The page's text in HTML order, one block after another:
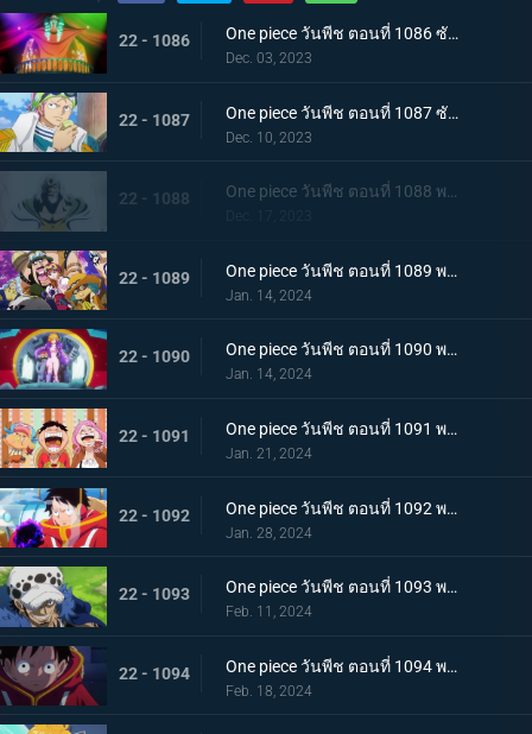
22 - 1086 One piece วันพีช ตอนที่ 1086 ซับไทย จักรพรรดิคนใหม่ บากี้จ้าวแห่งตัวตลก
Dec. 03, 2023
22 - 1087 One piece วันพีช ตอนที่ 1087 ซับไทย ความวุ่นวาย ณ เกาะสตรี คดีหนึ่งของนาวาเอกโคบี้
Dec. 10, 2023
22 - 1088 One piece วันพีช ตอนที่ 1088 พากย์ไทย ความฝันของลูฟี่
22 - 1089 One piece วันพีช ตอนที่ 1089 พากย์ไทย เข้าสู่บทใหม่ ทิศทางของลูฟี่กับซาโบ
Jan. 14, 2024
22 - 1090 One piece วันพีช ตอนที่ 1090 พากย์ไทย เกาะแห่งใหม่ เอ็กเฮดเกาะแห่งอนาคต
Jan. 14, 2024
22 - 1091 One piece วันพีช ตอนที่ 1091 พากย์ไทย อัดแน่นไปด้วยอนาคต ผจญภัยในอาณาจักรวิทยาศาสตร์
Jan. 21, 2024
22 - 1092 One piece วันพีช ตอนที่ 1092 พากย์ไทย บอนนี่คร่ำครวญ ความมืดที่ซ่อนอยู่บนเกาะแห่งอนาคต
Jan. 28, 2024
22 - 1093 One piece วันพีช ตอนที่ 1093 พากย์ไทย ผู้ชนะได้ครองทุกอย่าง ลอว์ ปะทะ หนวดดำ
Feb. 11, 2024
22 - 1094 One piece วันพีช ตอนที่ 1094 พากย์ไทย ปริศนาอันลึกลับ โซนวิจัยแห่งเอ็กเฮด
Feb. 18, 2024